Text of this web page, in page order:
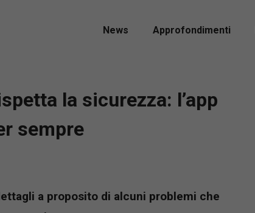
News Approfondimenti
la sicurezza: l’app
sempre
a proposito di alcuni problemi che